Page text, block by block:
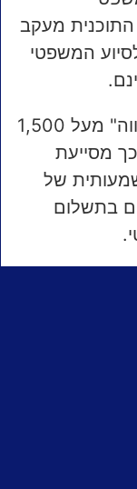
מעקב
המשפטי
מדי שנה מפנה תוכנית "שכר – מצווה" מעל 1,500
מסייעת
של
בתשלום